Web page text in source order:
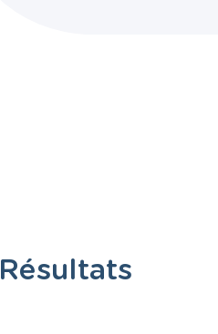
Résultats